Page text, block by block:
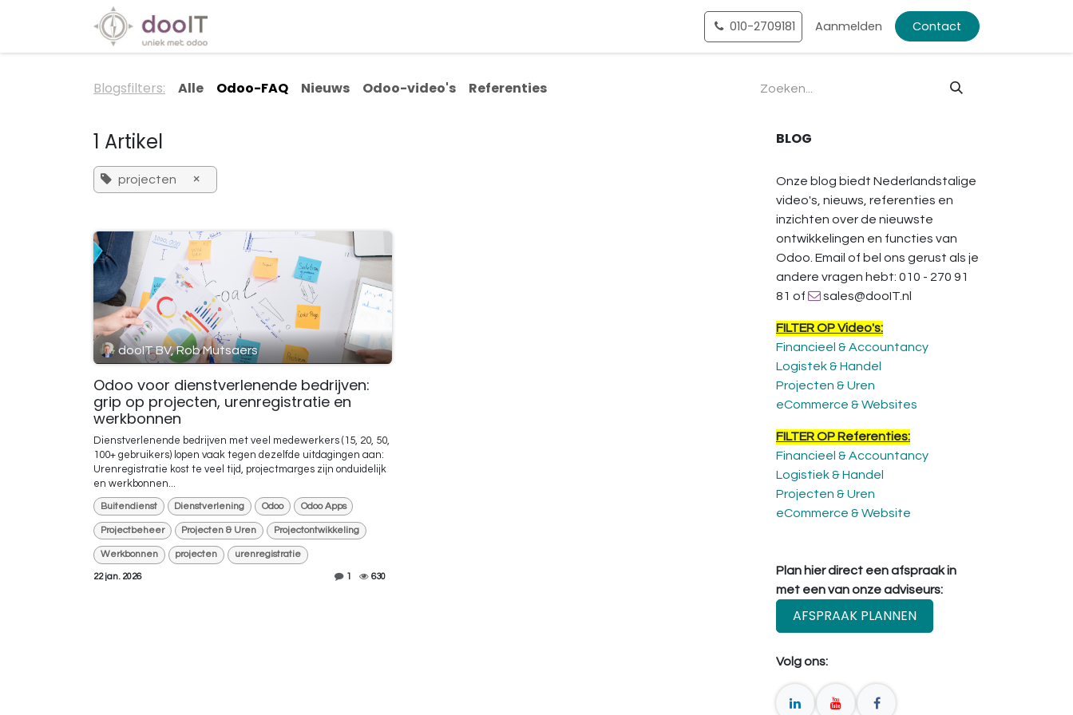
Overslaan naar inhoud
Contact Shop
010-2709181 Aanmelden Contact
Blogsfilters: Alle Odoo-FAQ Nieuws Odoo-video's Referenties
1 Artikel
projecten ×
dooIT BV, Rob Mutsaers
Odoo voor dienstverlenende bedrijven:
grip op projecten, urenregistratie en
werkbonnen
Dienstverlenende bedrijven met veel medewerkers (15, 20, 50,
100+ gebruikers) lopen vaak tegen dezelfde uitdagingen aan:
Urenregistratie kost te veel tijd, projectmarges zijn onduidelijk
en werkbonnen...
Buitendienst Dienstverlening Odoo Odoo Apps
Projectbeheer Projecten & Uren Projectontwikkeling
Werkbonnen projecten urenregistratie
22 jan. 2026 1 630
BLOG
Onze blog biedt Nederlandstalige
video's, nieuws, referenties en
inzichten over de nieuwste
ontwikkelingen en functies van
Odoo. Email of bel ons gerust als je
andere vragen hebt: 010 - 270 91
81 of
sales@dooIT.nl
FILTER OP Video's:
Financieel & Accountancy
Logistek & Handel
Projecten & Uren
eCommerce & Websites
FILTER OP Referenties:
Financieel & Accountancy
Logistiek & Handel
Projecten & Uren
eCommerce & Website
Plan hier direct een afspraak in
met een van onze adviseurs:
AFSPRAAK PLANNEN
Volg ons: